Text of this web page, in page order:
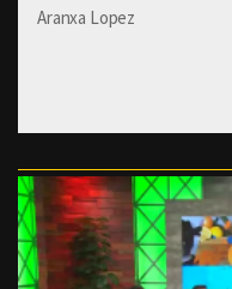
Aranxa Lopez